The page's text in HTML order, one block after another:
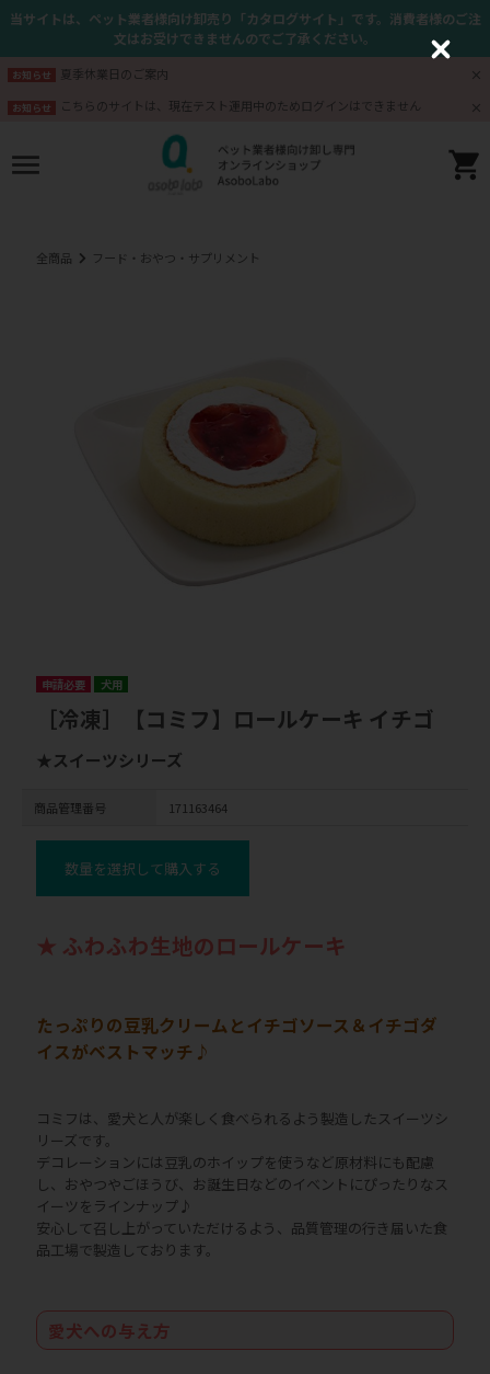
当サイトは、ペット業者様向け卸売り「カタログサイト」です。消費者様のご注
文はお受けできませんのでご了承ください。
お知らせ 夏季休業日のご案内
お知らせ こちらのサイトは、現在テスト運用中のためログインはできません
全商品 フード・おやつ・サプリメント
申請必要 犬用
［冷凍］【コミフ】ロールケーキ イチゴ
★スイーツシリーズ
商品管理番号 171163464
数量を選択して購入する
★ ふわふわ生地のロールケーキ
たっぷりの豆乳クリームとイチゴソース＆イチゴダ
イスがベストマッチ♪
コミフは、愛犬と人が楽しく食べられるよう製造したスイーツシ
リーズです。
デコレーションには豆乳のホイップを使うなど原材料にも配慮
し、おやつやごほうび、お誕生日などのイベントにぴったりなス
イーツをラインナップ♪
安心して召し上がっていただけるよう、品質管理の行き届いた食
品工場で製造しております。
愛犬への与え方
C